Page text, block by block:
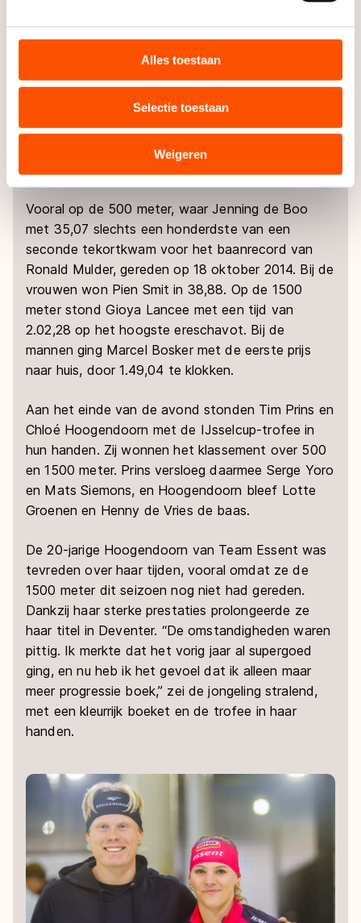
personaliseren, socialmediafuncties te bieden en
websiteverkeer te analyseren. We delen informatie over
uw gebruik van onze site met onze partners voor social
combineren met andere gegevens die u aan hen heeft
verstrekt of die zij hebben verzameld via hun services.
Sommige partners kunnen gegevens doorgeven aan
landen buiten de EU, zoals de VS, waar mogelijk geen
adequaat beschermingsniveau geldt volgens de GDPR.
Door op ‘Toestaan’ te klikken, stemt u in met deze
overdracht. Meer informatie vindt u in onscookiebeleid
Alles toestaan
Selectie toestaan
Weigeren
Tijdens dezelfde Holland Cup 1 trapten de
schaatsseizoen af. Sport- en Recreatiecentrum
De Scheg was vanwege de herfstvakantie niet
uitzonderlijk druk bezocht. Door de mist en slecht
ijs waren de omstandigheden zwaar, al hadden de
rijders daar op de sprintafstanden minder last van
Vooral op de 500 meter, waar Jenning de Boo
met 35,07 slechts een honderdste van een
seconde tekortkwam voor het baanrecord van
Ronald Mulder, gereden op 18 oktober 2014. Bij de
vrouwen won Pien Smit in 38,88. Op de 1500
meter stond Gioya Lancee met een tijd van
2.02,28 op het hoogste ereschavot. Bij de
mannen ging Marcel Bosker met de eerste prijs
naar huis, door 1.49,04 te klokken.
Aan het einde van de avond stonden Tim Prins en
Chloé Hoogendoorn met de IJsselcup-trofee in
hun handen. Zij wonnen het klassement over 500
en 1500 meter. Prins versloeg daarmee Serge Yoro
en Mats Siemons, en Hoogendoorn bleef Lotte
Groenen en Henny de Vries de baas.
De 20-jarige Hoogendoorn van Team Essent was
tevreden over haar tijden, vooral omdat ze de
1500 meter dit seizoen nog niet had gereden.
Dankzij haar sterke prestaties prolongeerde ze
haar titel in Deventer. “De omstandigheden waren
pittig. Ik merkte dat het vorig jaar al supergoed
ging, en nu heb ik het gevoel dat ik alleen maar
meer progressie boek,” zei de jongeling stralend,
met een kleurrijk boeket en de trofee in haar
handen.